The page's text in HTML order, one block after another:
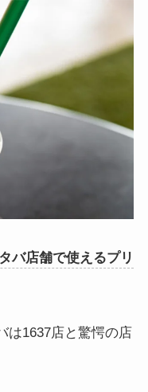
バ店舗で使えるプリ
は1637店と驚愕の店